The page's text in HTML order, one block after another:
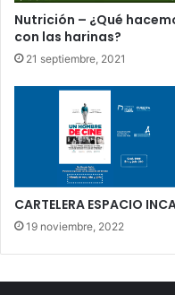
Nutrición – ¿Qué
con las harinas?
21 septiembre, 2021
CARTELERA ESPACIO
19 noviembre, 2022